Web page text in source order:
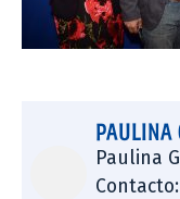
PAULINA
Paulina